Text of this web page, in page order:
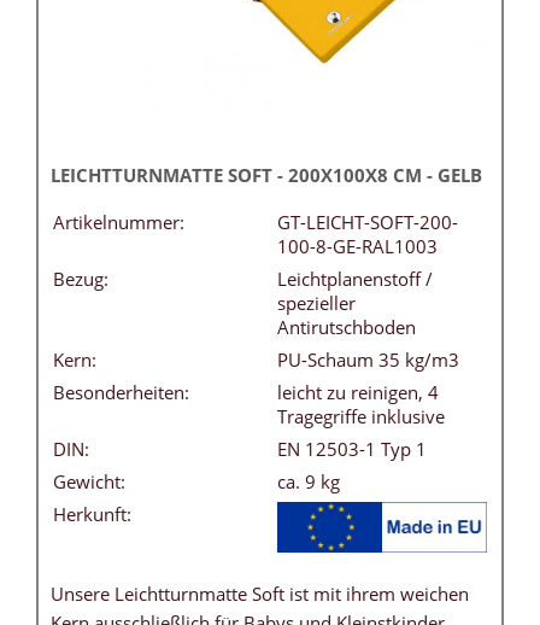
LEICHTTURNMATTE SOFT - 200X100X8 CM - GELB
Artikelnummer:
GT-LEICHT-SOFT-200-
100-8-GE-RAL1003
Bezug:
Leichtplanenstoff /
spezieller
Antirutschboden
Kern:
PU-Schaum 35 kg/m3
Besonderheiten:
leicht zu reinigen, 4
Tragegriffe inklusive
DIN:
EN 12503-1 Typ 1
Gewicht:
ca. 9 kg
Herkunft:
Unsere Leichtturnmatte Soft ist mit ihrem weichen